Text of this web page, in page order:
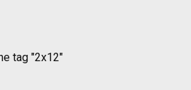
tag "2x12"